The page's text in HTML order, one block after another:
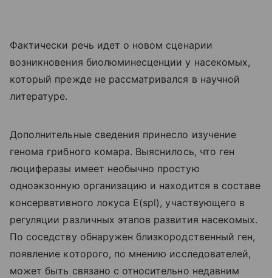
Фактически речь идет о новом сценарии
возникновения биолюминесценции у насекомых,
который прежде не рассматривался в научной
литературе.
Дополнительные сведения принесло изучение
генома грибного комара. Выяснилось, что ген
люциферазы имеет необычно простую
одноэкзонную организацию и находится в составе
консервативного локуса E(spl), участвующего в
регуляции различных этапов развития насекомых.
По соседству обнаружен близкородственный ген,
появление которого, по мнению исследователей,
может быть связано с относительно недавним